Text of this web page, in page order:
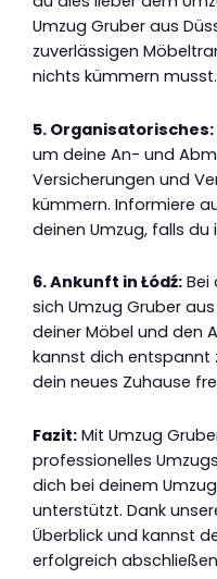
Umzug Gruber aus
zuverlässigen
nichts kümmern musst.
5. Organisatorisches:
um deine An- und
Versicherungen und
kümmern. Informiere
deinen Umzug, falls
6. Ankunft in Łódź: Bei
sich Umzug Gruber
deiner Möbel und den
kannst dich entspannt
dein neues Zuhause
Fazit: Mit Umzug
professionelles
dich bei deinem
unterstützt. Dank
Überblick und kannst
erfolgreich